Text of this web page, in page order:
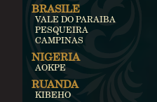
BRASILE
VALE DO PARAIBA
PESQUEIRA
CAMPINAS
NIGERIA
AOKPE
RUANDA
KIBEHO